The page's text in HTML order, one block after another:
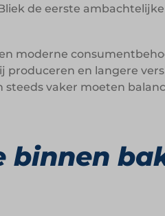
de eerste
moderne
produceren en langere
vaker moeten
binnen